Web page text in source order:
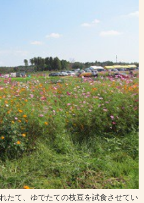
たて、ゆでたての枝豆を試食させてい